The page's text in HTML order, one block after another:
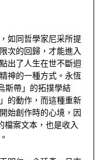
如同哲學家尼采所提
次的回歸，才能進入
出了人生在世不斷迴
神的一種方式。永恆
斯帶」的拓撲學結
的動作，而這種重新
始創作時的心境，因
檔案文本，也是收入